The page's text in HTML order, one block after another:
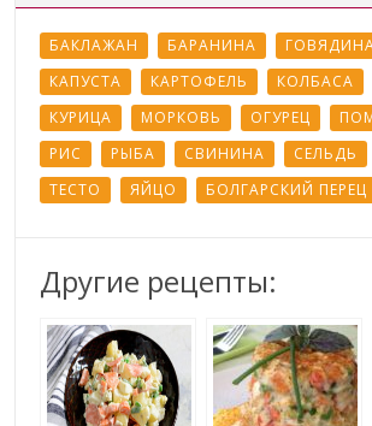
БАКЛАЖАН БАРАНИНА
КАПУСТА
КАРТОФЕЛЬ КОЛБАСА
КУРИЦА
МОРКОВЬ ОГУРЕЦ
РИС
РЫБА СВИНИНА СЕЛЬДЬ
ТЕСТО
ЯЙЦО БОЛГАРСКИЙ ПЕРЕЦ
Другие рецепты: